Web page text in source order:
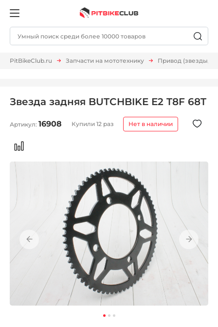
PitBikeClub.ru Запчасти на мототехнику Привод (звезды,
Звезда задняя BUTCHBIKE E2 T8F 68T
Артикул: 16908 Купили 12 раз Нет в наличии